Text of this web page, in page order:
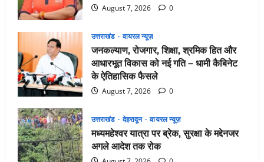
August 7, 2026 0
उत्तराखंड वायरल न्यूज़
जनकल्याण, रोजगार, शिक्षा, श्रमिक हित और
आधारभूत विकास को नई गति – धामी कैबिनेट
के ऐतिहासिक फैसले
August 7, 2026 0
उत्तराखंड देहरादून वायरल न्यूज़
मध्यमहेश्वर यात्रा पर ब्रेक, सुरक्षा के मद्देनजर
अगले आदेश तक रोक